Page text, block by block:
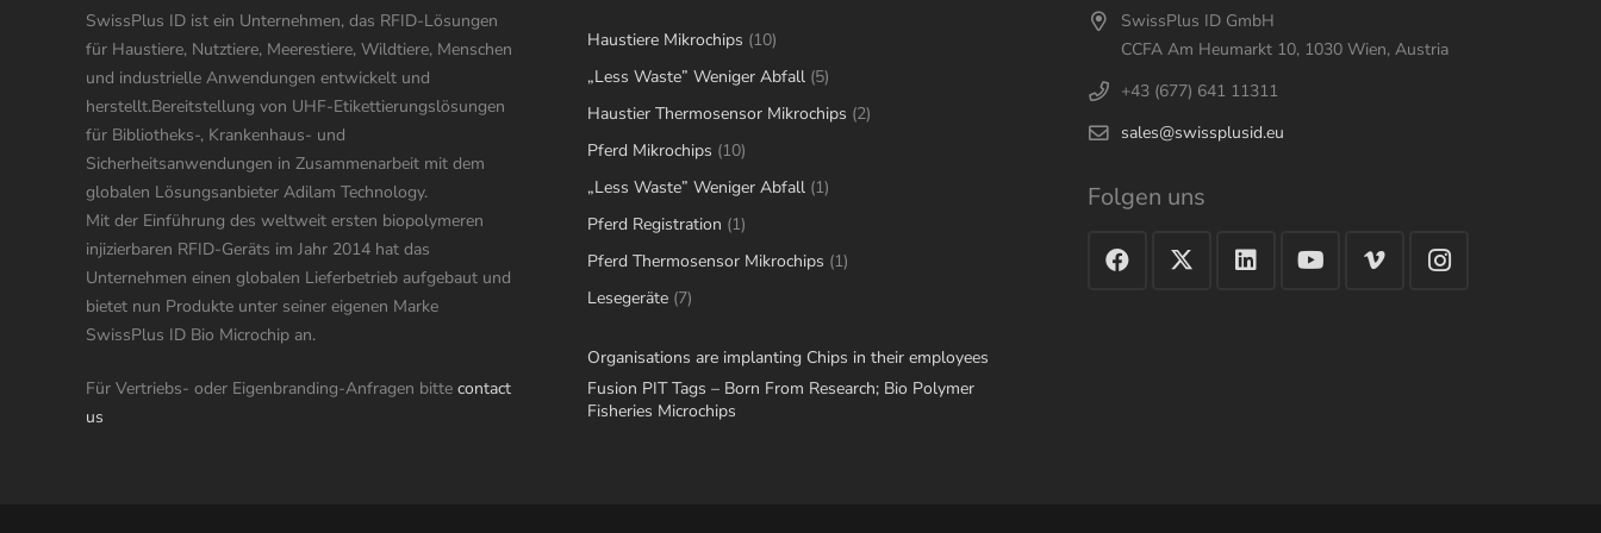
SwissPlus ID ist ein Unternehmen, das RFID-Lösungen
für Haustiere, Nutztiere, Meerestiere, Wildtiere, Menschen
und industrielle Anwendungen entwickelt und
herstellt.Bereitstellung von UHF-Etikettierungslösungen
für Bibliotheks-, Krankenhaus- und
Sicherheitsanwendungen in Zusammenarbeit mit dem
globalen Lösungsanbieter Adilam Technology.
Mit der Einführung des weltweit ersten biopolymeren
injizierbaren RFID-Geräts im Jahr 2014 hat das
Unternehmen einen globalen Lieferbetrieb aufgebaut und
bietet nun Produkte unter seiner eigenen Marke
SwissPlus ID Bio Microchip an.
Für Vertriebs- oder Eigenbranding-Anfragen bitte contact
us
Haustiere Mikrochips 1010
products
„Less Waste” Weniger Abfall 55
products
Haustier Thermosensor Mikrochips 22
Pferd Mikrochips 1010
products
„Less Waste” Weniger Abfall 11
Pferd Registration 11
product
Pferd Thermosensor Mikrochips 11
Lesegeräte 77
Organisations are implanting Chips in their employees
Fusion PIT Tags – Born From Research; Bio Polymer
Fisheries Microchips
SwissPlus ID GmbH
CCFA Am Heumarkt 10, 1030 Wien, Austria
+43 (677) 641 11311
sales@swissplusid.eu
Folgen uns